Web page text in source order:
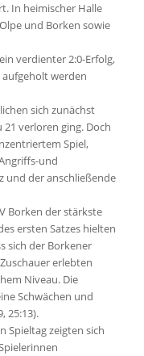
In heimischer Halle
und Borken sowie
verdienter 2:0-Erfolg,
aufgeholt werden
sich zunächst
21 verloren ging. Doch
Spiel,
und
und der anschließende
Borken der stärkste
ersten Satzes hielten
sich der Borkener
erlebten
Niveau. Die
Schwächen und
25:13).
Spieltag zeigten sich